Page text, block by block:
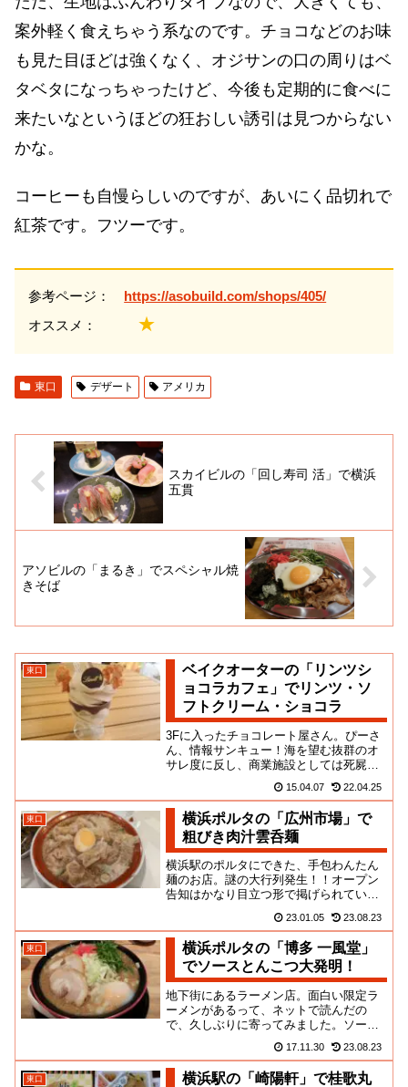
案外軽く食えちゃう系なのです。チョコなどのお味
も見た目ほどは強くなく、オジサンの口の周りはベ
タベタになっちゃったけど、今後も定期的に食べに
来たいなというほどの狂おしい誘引は見つからない
かな。
コーヒーも自慢らしいのですが、あいにく品切れで
紅茶です。フツーです。
参考ページ： https://asobuild.com/shops/405/
オススメ： ★
東口 デザート アメリカ
スカイビルの「回し寿司 活」で横浜
五貫
アソビルの「まるき」でスペシャル焼
きそば
東口
ベイクオーターの「リンツシ
ョコラカフェ」でリンツ・ソ
フトクリーム・ショコラ
3Fに入ったチョコレート屋さん。ぴーさ
ん、情報サンキュー！海を望む抜群のオ
サレ度に反し、商業施設としては死屍
の出店に商機を見出すブランド...
15.04.07 22.04.25
東口
横浜ポルタの「広州市場」で
粗びき肉汁雲呑麺
横浜駅のポルタにできた、手包わんたん
麺のお店。謎の大行列発生！！オープン
告知はかなり目立つ形で掲げられていた
も多かったと思います。でも、...
23.01.05 23.08.23
東口
横浜ポルタの「博多 一風堂」
でソースとんこつ大発明！
地下街にあるラーメン店。面白い限定ラ
ーメンがあるって、ネットで読んだの
で、久しぶりに寄ってみました。ソース
ス味のラーメンなのであります。...
17.11.30 23.08.23
東口
横浜駅の「崎陽軒」で桂歌丸